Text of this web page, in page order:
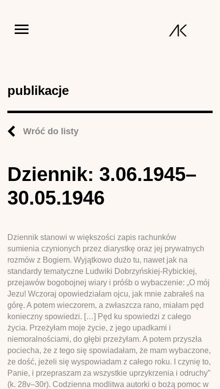
publikacje
Wróć do listy
Dziennik: 3.06.1945–
30.05.1946
Dziennik stanowi w większości zapis rachunków
sumienia czynionych przez diarystkę oraz jej prywatnych
rozmów z Bogiem. Wyjątkowo dużo tu, nawet jak na
standardy tematyczne Ludwiki Dobrzyńskiej-Rybickiej,
przejawów bogobojnej wiary i próśb o wybaczenie: „O mój
Jezu! Wczoraj opowiedziałam ojcu, jak mnie zabrałeś na
górę. A potem wieczorem, a zwłaszcza rano, miałam pęd
konieczny spowiedzi. […] Pęd ku spowiedzi z całego
życia. Przeżyłam moje życie, z jego upadkami i
niemoralnościami, do głębi przeżyłam. A potem przyszła
pociecha, że z tego się spowiadałam, że mam wybaczone,
że dość, jeżeli się wyspowiadam z całego roku. I czynię to,
Panie, i przepraszam za wszystkie uprzykrzenia i odruchy”
(k. 28v–30r). Codzienna modlitwa autorki o bożą pomoc w